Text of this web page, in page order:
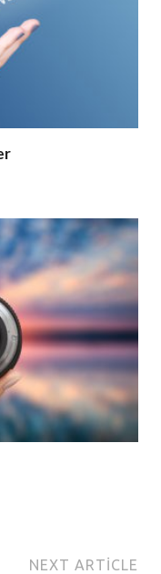
NEXT ARTICLE